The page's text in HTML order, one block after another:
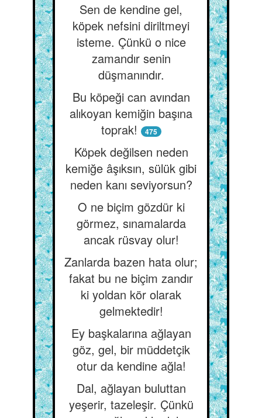
Sen de kendine gel,
köpek nefsini diriltmeyi
isteme. Çünkü o nice
zamandır senin
düşmanındır.
Bu köpeği can avından
alıkoyan kemiğin başına
toprak!
475
Köpek değilsen neden
kemiğe âşıksın, sülük gibi
neden kanı seviyorsun?
O ne biçim gözdür ki
görmez, sınamalarda
ancak rüsvay olur!
Zanlarda bazen hata olur;
fakat bu ne biçim zandır
ki yoldan kör olarak
gelmektedir!
Ey başkalarına ağlayan
göz, gel, bir müddetçik
otur da kendine ağla!
Dal, ağlayan buluttan
yeşerir, tazeleşir. Çünkü